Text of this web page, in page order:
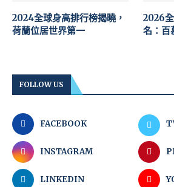
2024全球身高排行榜揭曉，
荷蘭位居世界第一
2026
名：百
FOLLOW US
FACEBOOK
INSTAGRAM
LINKEDIN